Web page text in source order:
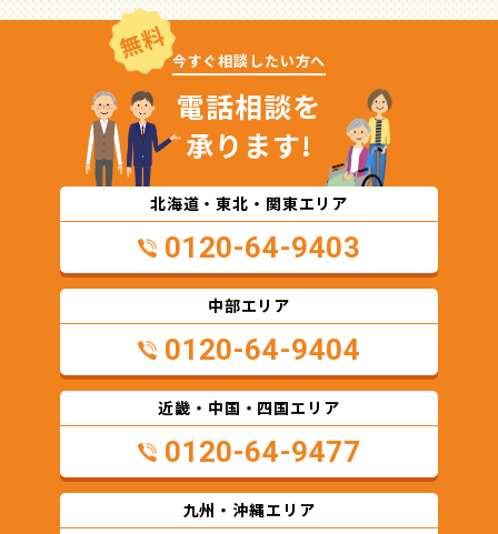
無料 今すぐ相談したい方へ
電話相談を
承ります!
北海道・東北・関東エリア
0120-64-9403
中部エリア
0120-64-9404
近畿・中国・四国エリア
0120-64-9477
九州・沖縄エリア